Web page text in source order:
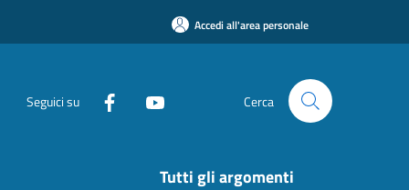
Accedi all'area personale
Seguici su Cerca
Tutti gli argomenti